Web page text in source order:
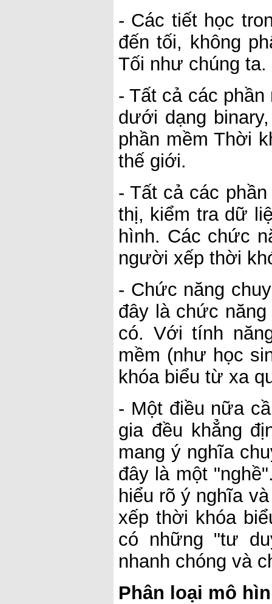
- Các tiết học
đến tối, không
Tối như chúng ta.
- Tất cả các
dưới dạng
phần mềm Thời
thế giới.
- Tất cả các
thị, kiểm tra dữ
hình. Các chức
người xếp thời
- Chức năng
đây là chức
có. Với tính
mềm (như học
khóa biểu từ xa
- Một điều nữa
gia đều khẳng
mang ý nghĩa
đây là một
hiểu rõ ý nghĩa
xếp thời khóa
có những "tư
nhanh chóng và
Phân loại mô